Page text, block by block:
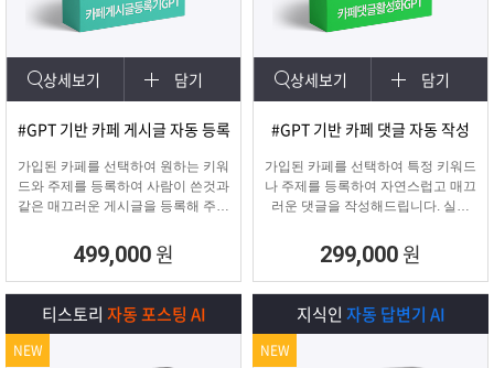
상세보기 담기
#GPT 기반 카페 게시글 자동 등록
가입된 카페를 선택하여 원하는 키워
드와 주제를 등록하여 사람이 쓴것과
같은 매끄러운 게시글을 등록해 주며
물품 판매 글을 함께
업로드 할 수 있습니다.
499,000 원
상세보기 담기
#GPT 기반 카페 댓글 자동 작성
가입된 카페를 선택하여 특정 키워드
나 주제를 등록하여 자연스럽고 매끄
러운 댓글을 작성해드립니다. 실제
러운 댓글을 달아 카페가 활성화 효
과를 보실 수 있습니다.
299,000 원
티스토리 자동 포스팅 AI
NEW
지식인 자동 답변기 AI
NEW